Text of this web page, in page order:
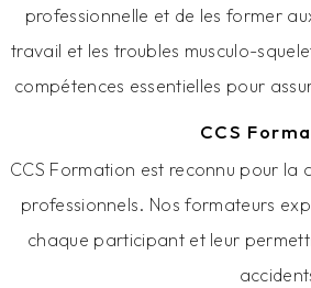
professionnelle et de les former
travail et les troubles musculo-
compétences essentielles pour
CCS
CCS Formation est reconnu pour la
professionnels. Nos formateurs
chaque participant et leur